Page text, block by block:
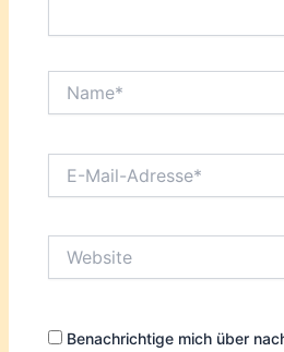
Mail-
Benachrichtige mich über